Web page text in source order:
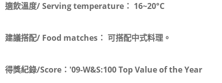
適飲溫度/ Serving temperature： 16~20°C
建議搭配/ Food matches： 可搭配中式料理。
得獎紀錄/Score： '09-W&S:100 Top Value of the Year